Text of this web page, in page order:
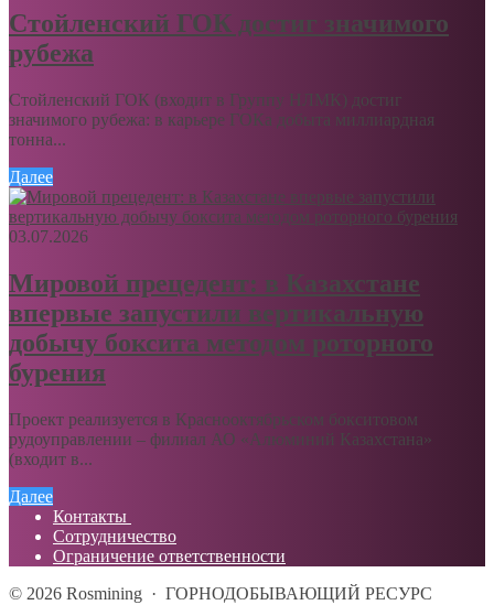
Стойленский ГОК достиг значимого
рубежа
Стойленский ГОК (входит в Группу НЛМК) достиг
значимого рубежа: в карьере ГОКа добыта миллиардная
тонна...
Далее
03.07.2026
Мировой прецедент: в Казахстане
впервые запустили вертикальную
добычу боксита методом роторного
бурения
Проект реализуется в Краснооктябрьском бокситовом
рудоуправлении – филиал АО «Алюминий Казахстана»
(входит в...
Далее
Контакты
Сотрудничество
Ограничение ответственности
© 2026 Rosmining · ГОРНОДОБЫВАЮЩИЙ РЕСУРС